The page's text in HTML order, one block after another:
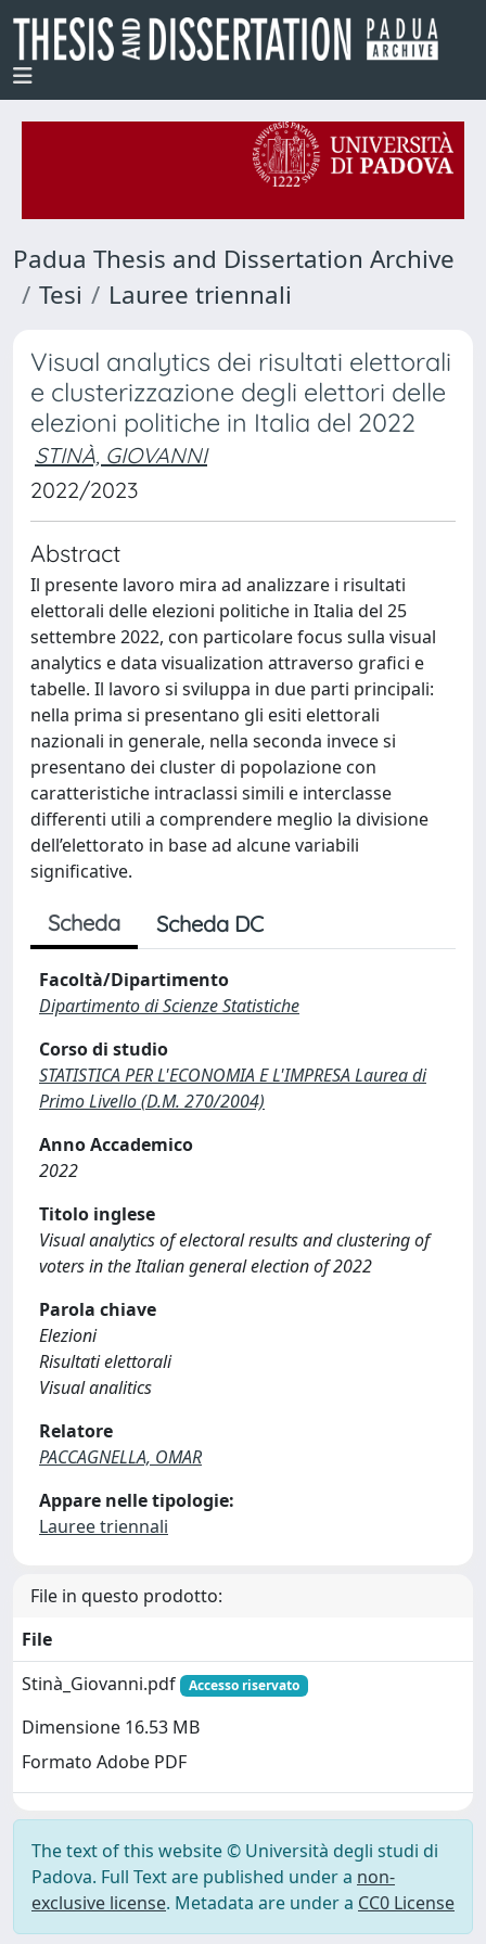
Padua Thesis and Dissertation Archive
Tesi
Lauree triennali
Visual analytics dei risultati elettorali
e clusterizzazione degli elettori delle
elezioni politiche in Italia del 2022
STINÀ, GIOVANNI
2022/2023
Abstract
Il presente lavoro mira ad analizzare i risultati
elettorali delle elezioni politiche in Italia del 25
settembre 2022, con particolare focus sulla visual
analytics e data visualization attraverso grafici e
tabelle. Il lavoro si sviluppa in due parti principali:
nella prima si presentano gli esiti elettorali
nazionali in generale, nella seconda invece si
presentano dei cluster di popolazione con
caratteristiche intraclassi simili e interclasse
differenti utili a comprendere meglio la divisione
dell’elettorato in base ad alcune variabili
significative.
Scheda Scheda DC
Facoltà/Dipartimento
Dipartimento di Scienze Statistiche
Corso di studio
STATISTICA PER L'ECONOMIA E L'IMPRESA Laurea di
Primo Livello (D.M. 270/2004)
Anno Accademico
2022
Titolo inglese
Visual analytics of electoral results and clustering of
voters in the Italian general election of 2022
Parola chiave
Elezioni
Risultati elettorali
Visual analitics
Relatore
PACCAGNELLA, OMAR
Appare nelle tipologie:
Lauree triennali
File in questo prodotto:
File
Stinà_Giovanni.pdf
Accesso riservato
Dimensione 16.53 MB
Formato Adobe PDF
The text of this website © Università degli studi di
Padova. Full Text are published under a non-
exclusive license. Metadata are under a CC0 License